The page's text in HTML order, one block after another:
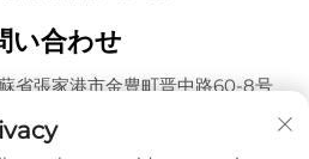
い合わせ
省張家港市金豊町晋中路60-8号